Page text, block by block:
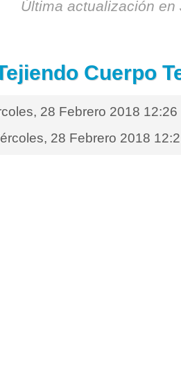
Última actualización
Cuerpo
28 Febrero 2018 12:26
28 Febrero 2018